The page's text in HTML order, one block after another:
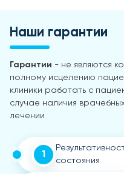
Наши гарантии
Гарантии - не являются
полному исцелению
клиники работать с
случае наличия
лечении
1
состояния